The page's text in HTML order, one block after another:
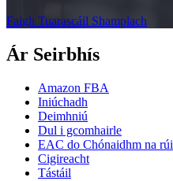
Faigh Tuarascáil Shamplach
Ár Seirbhís
Amazon FBA
Iniúchadh
Deimhniú
Dul i gcomhairle
EAC do Chónaidhm na
Cigireacht
Tástáil